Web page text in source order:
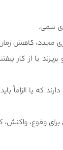
سمی.
مجدد، کاهش
یا از کار
که یا الزاماً
وقوع،